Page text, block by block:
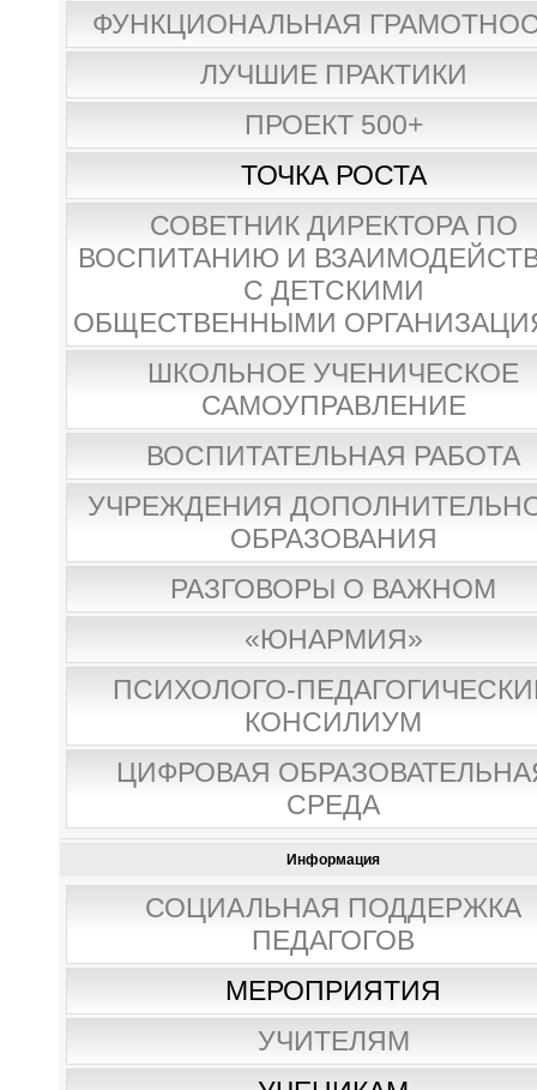
ФУНКЦИОНАЛЬНАЯ
ЛУЧШИЕ ПРАКТИКИ
ПРОЕКТ 500+
ТОЧКА РОСТА
СОВЕТНИК ДИРЕКТОРА ПО
ВОСПИТАНИЮ И
С ДЕТСКИМИ
ОБЩЕСТВЕННЫМИ
ШКОЛЬНОЕ УЧЕНИЧЕСКОЕ
САМОУПРАВЛЕНИЕ
ВОСПИТАТЕЛЬНАЯ РАБОТА
УЧРЕЖДЕНИЯ
ОБРАЗОВАНИЯ
РАЗГОВОРЫ О ВАЖНОМ
«ЮНАРМИЯ»
ПСИХОЛОГО-
КОНСИЛИУМ
ЦИФРОВАЯ
СРЕДА
Информация
СОЦИАЛЬНАЯ ПОДДЕРЖКА
ПЕДАГОГОВ
МЕРОПРИЯТИЯ
УЧИТЕЛЯМ